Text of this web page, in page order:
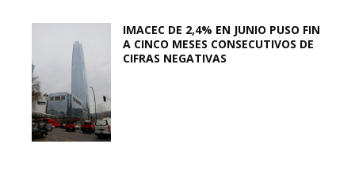
IMACEC DE 2,4% EN JUNIO PUSO FIN
A CINCO MESES CONSECUTIVOS DE
CIFRAS NEGATIVAS